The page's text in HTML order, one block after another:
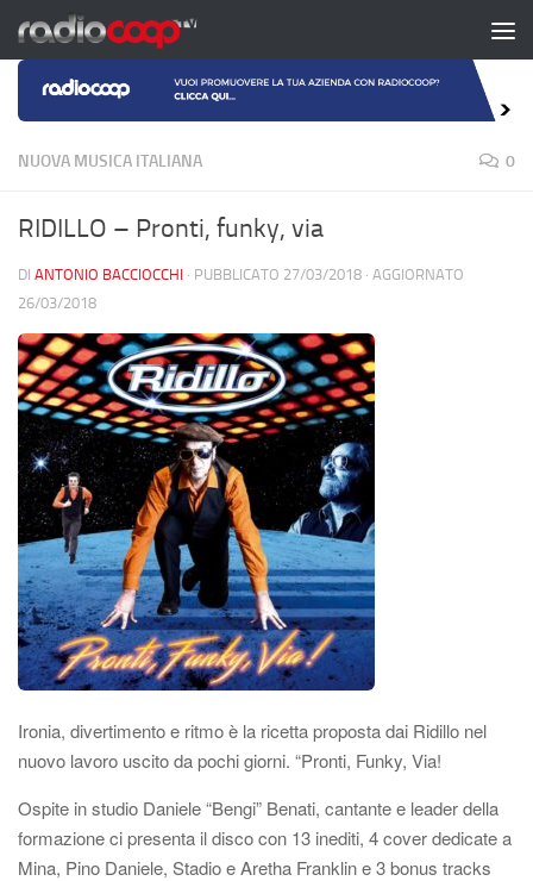
Salta al contenuto
NUOVA MUSICA ITALIANA 0
RIDILLO – Pronti, funky, via
DI ANTONIO BACCIOCCHI · PUBBLICATO 27/03/2018 · AGGIORNATO
26/03/2018
Ironia, divertimento e ritmo è la ricetta proposta dai Ridillo nel
nuovo lavoro uscito da pochi giorni. “Pronti, Funky, Via!
Ospite in studio Daniele “Bengi” Benati, cantante e leader della
formazione ci presenta il disco con 13 inediti, 4 cover dedicate a
Mina, Pino Daniele, Stadio e Aretha Franklin e 3 bonus tracks